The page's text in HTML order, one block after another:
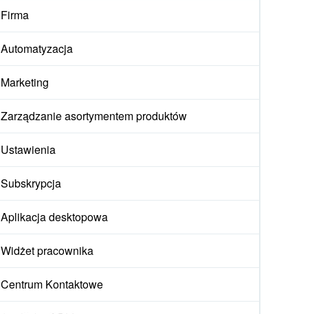
Firma
Automatyzacja
Marketing
Zarządzanie asortymentem produktów
Ustawienia
Subskrypcja
Aplikacja desktopowa
Widżet pracownika
Centrum Kontaktowe